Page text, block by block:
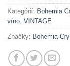
Kategórií: Bohemia
víno VINTAGE
Značky: Bohemia